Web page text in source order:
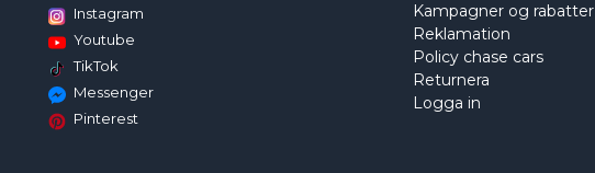
Instagram
Youtube
TikTok
Messenger
Pinterest
Kampagner og rabatter
Reklamation
Policy chase cars
Returnera
Logga in